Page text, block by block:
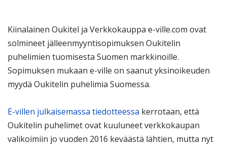
Kiinalainen Oukitel ja Verkkokauppa e-ville.com ovat
solmineet jälleenmyyntisopimuksen Oukitelin
puhelimien tuomisesta Suomen markkinoille.
Sopimuksen mukaan e-ville on saanut yksinoikeuden
myydä Oukitelin puhelimia Suomessa.
E-villen julkaisemassa tiedotteessa kerrotaan, että
Oukitelin puhelimet ovat kuuluneet verkkokaupan
valikoimiin jo vuoden 2016 keväästä lähtien, mutta nyt